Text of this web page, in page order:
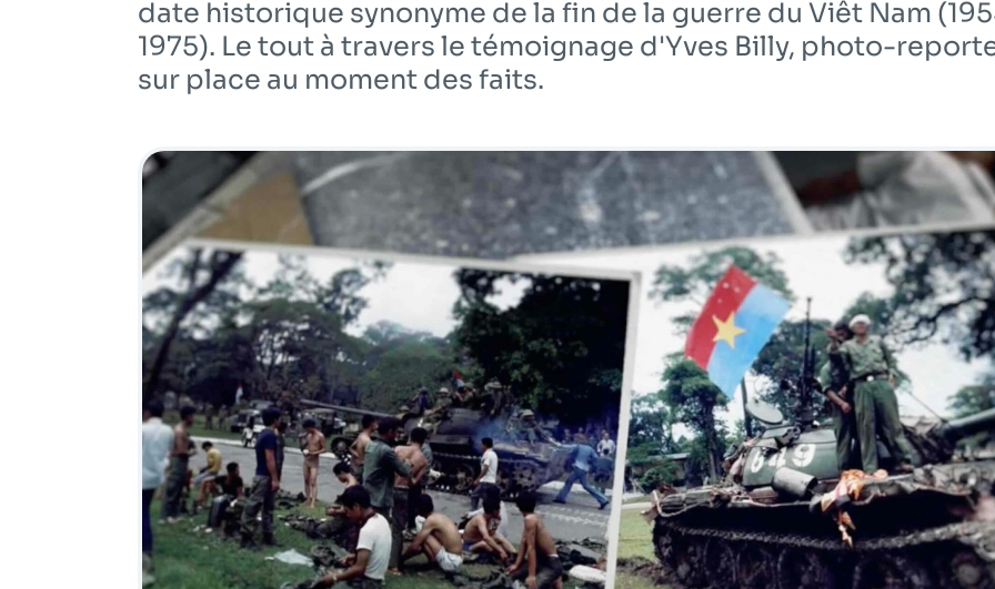
date historique synonyme de la fin de la guerre du Viêt Nam
1975). Le tout à travers le témoignage d'Yves Billy, photo-
sur place au moment des faits.